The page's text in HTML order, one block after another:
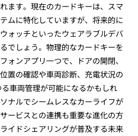
ます。現在のカードキーは、スマ
ムに特化していますが、将来的に
ォッチといったウェアラブルデバ
でしょう。物理的なカードキーを
ォンアプリ一つで、ドアの開閉、
置の確認や車両診断、充電状況の
車両管理が可能になるかもしれ
ナルでシームレスなカーライフが
ービスとの連携も重要な進化の方
イドシェアリングが普及する未来